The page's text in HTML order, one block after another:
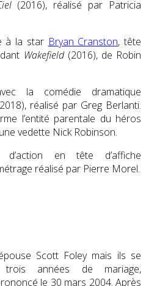
(2016), réalisé par Patricia
à la star Bryan Cranston, tête
Wakefield (2016), de Robin
la comédie dramatique
réalisé par Greg Berlanti.
l’entité parentale du héros
vedette Nick Robinson.
en tête d’affiche
réalisé par Pierre Morel.
Scott Foley mais ils se
années de mariage,
le 30 mars 2004. Après